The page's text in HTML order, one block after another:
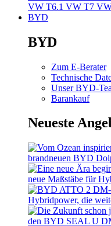
VW T6.1 VW T7
BYD
BYD
Zum E-Berater
Technische
Unser BYD-
Barankauf
Neueste